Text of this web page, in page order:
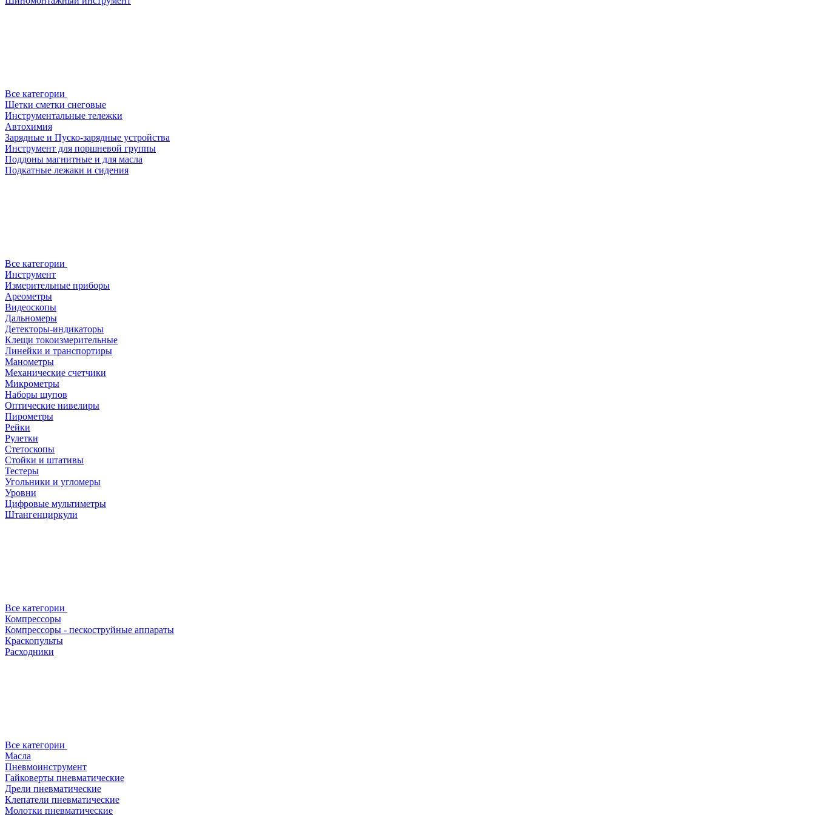
Все категории
Щетки сметки снеговые
Инструментальные тележки
Автохимия
Зарядные и Пуско-зарядные устройства
Инструмент для поршневой группы
Поддоны магнитные и для масла
Подкатные лежаки и сидения
Все категории
Инструмент
Измерительные приборы
Ареометры
Видеоскопы
Дальномеры
Детекторы-индикаторы
Клещи токоизмерительные
Линейки и транспортиры
Манометры
Механические счетчики
Микрометры
Наборы щупов
Оптические нивелиры
Пирометры
Рейки
Рулетки
Стетоскопы
Стойки и штативы
Тестеры
Угольники и угломеры
Уровни
Цифровые мультиметры
Штангенциркули
Все категории
Компрессоры
Компрессоры - пескоструйные аппараты
Краскопульты
Расходники
Все категории
Масла
Пневмоинструмент
Гайковерты пневматические
Дрели пневматические
Клепатели пневматические
Молотки пневматические